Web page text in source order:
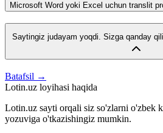
Microsoft Word yoki Excel uchun translit
Saytingiz judayam yoqdi. Sizga qanday
Batafsil →
Lotin.uz loyihasi haqida
Lotin.uz sayti orqali siz so'zlarni o'zbek
yozuviga o'tkazishingiz mumkin.